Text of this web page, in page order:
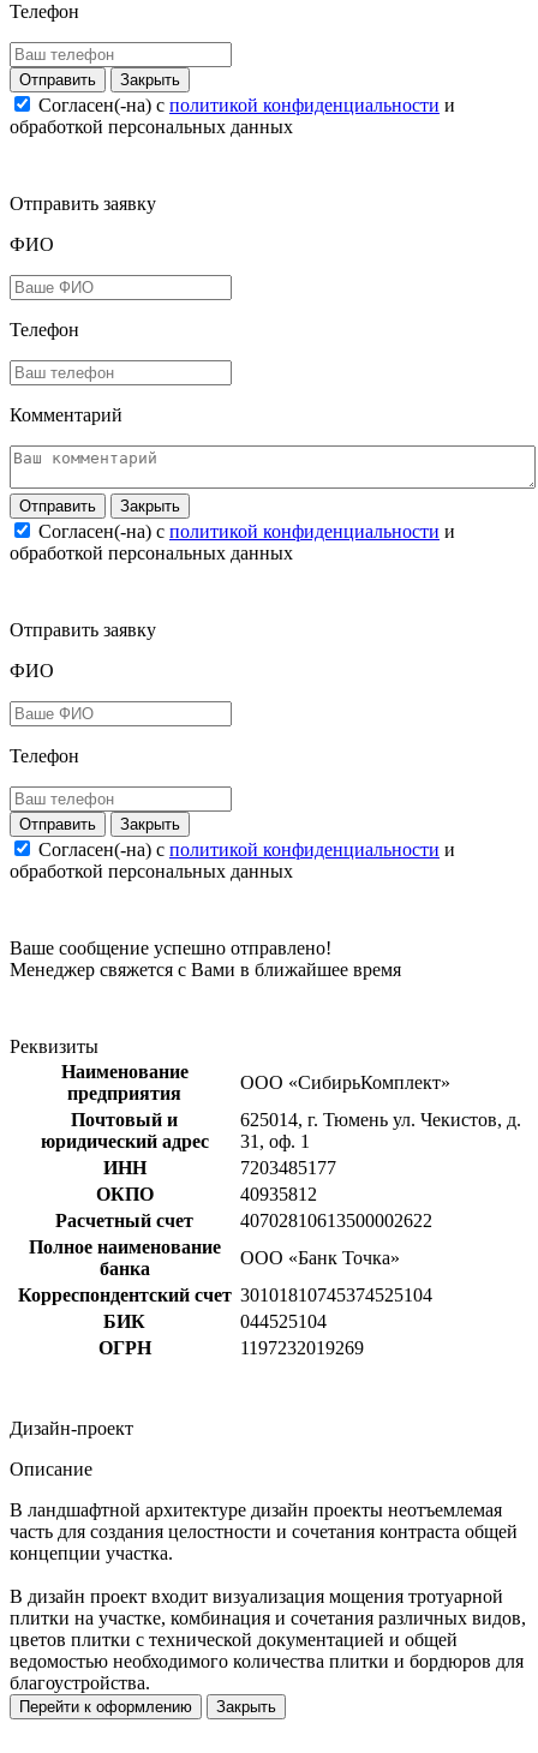
Телефон
Закрыть
Согласен(-на) c политикой конфиденциальности и
обработкой персональных данных
Отправить заявку
ФИО
Телефон
Комментарий
Закрыть
Согласен(-на) c политикой конфиденциальности и
обработкой персональных данных
Отправить заявку
ФИО
Телефон
Закрыть
Согласен(-на) c политикой конфиденциальности и
обработкой персональных данных
Ваше сообщение успешно отправлено!
Менеджер свяжется с Вами в ближайшее время
Реквизиты
Наименование
предприятия
ООО «СибирьКомплект»
Почтовый и
юридический адрес
625014, г. Тюмень ул. Чекистов, д.
31, оф. 1
ИНН
7203485177
ОКПО
40935812
Расчетный счет
40702810613500002622
Полное наименование
банка
ООО «Банк Точка»
Корреспондентский счет 30101810745374525104
БИК
044525104
ОГРН
1197232019269
Дизайн-проект
Описание
В ландшафтной архитектуре дизайн проекты неотъемлемая
часть для создания целостности и сочетания контраста общей
концепции участка.
В дизайн проект входит визуализация мощения тротуарной
плитки на участке, комбинация и сочетания различных видов,
цветов плитки с технической документацией и общей
ведомостью необходимого количества плитки и бордюров для
благоустройства.
Перейти к оформлению Закрыть